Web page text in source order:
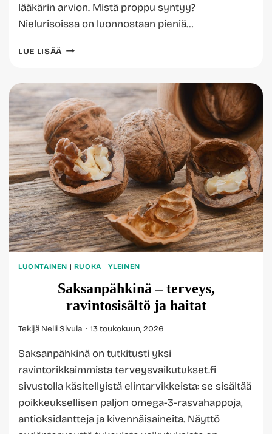
lääkärin arvion. Mistä proppu syntyy?
Nielurisoissa on luonnostaan pieniä…
LUE LISÄÄ PROPPU
OIREET
JA
POISTAMINEN
LUONTAINEN | RUOKA | YLEINEN
Saksanpähkinä – terveys,
ravintosisältö ja haitat
Tekijä Nelli Sivula 13 toukokuun, 2026
Saksanpähkinä on tutkitusti yksi
ravintorikkaimmista terveysvaikutukset.fi
sivustolla käsitellyistä elintarvikkeista: se sisältää
poikkeuksellisen paljon omega-3-rasvahappoja,
antioksidantteja ja kivennäisaineita. Näyttö